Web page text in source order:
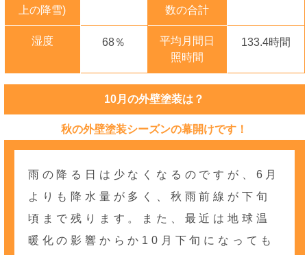
上の降雪)
数の合計
湿度 68％
平均月間日
照時間
133.4時間
10月の外壁塗装は？
秋の外壁塗装シーズンの幕開けです！
雨の降る日は少なくなるのですが、6月
よりも降水量が多く、秋雨前線が下旬
頃まで残ります。また、最近は地球温
暖化の影響からか10月下旬になっても